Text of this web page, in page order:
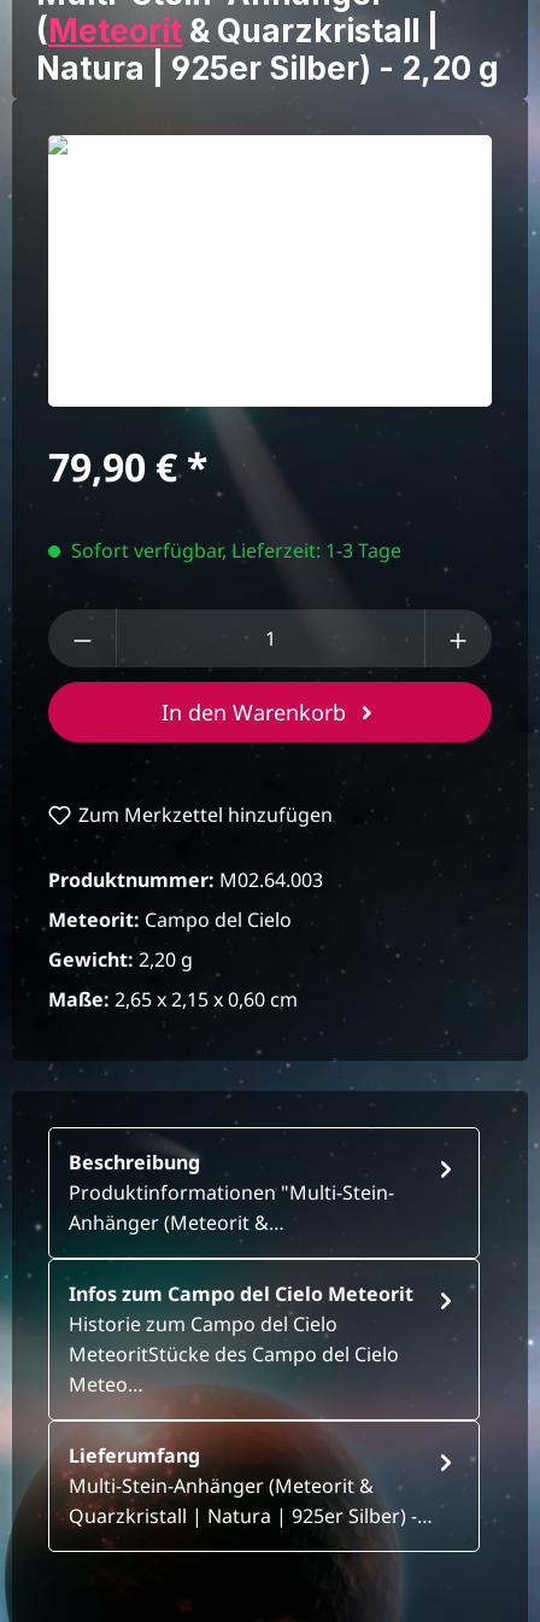
(Meteorit & Quarzkristall |
Natura | 925er Silber) - 2,20 g
Bildergalerie überspringen
Regulärer Preis:
79,90 €
Sofort verfügbar, Lieferzeit: 1-3 Tage
Produkt Anzahl: Gib den gewünschten
In den Warenkorb
Zum Merkzettel hinzufügen
Produktnummer: M02.64.003
Meteorit: Campo del Cielo
Gewicht: 2,20 g
Maße: 2,65 x 2,15 x 0,60 cm
Beschreibung
Produktinformationen "Multi-Stein-
Anhänger (Meteorit &…
Infos zum Campo del Cielo Meteorit
Historie zum Campo del Cielo
MeteoritStücke des Campo del Cielo
Meteo…
Lieferumfang
Multi-Stein-Anhänger (Meteorit &
Quarzkristall | Natura | 925er Silber) -…